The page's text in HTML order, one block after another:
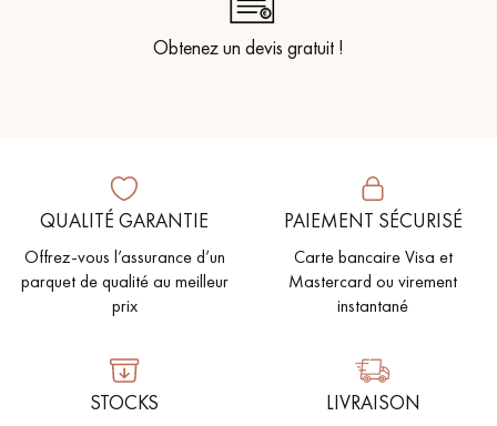
Obtenez un devis gratuit !
QUALITÉ GARANTIE
Offrez-vous l’assurance d’un
parquet de qualité au meilleur
prix
PAIEMENT SÉCURISÉ
Carte bancaire Visa et
Mastercard ou virement
instantané
STOCKS LIVRAISON